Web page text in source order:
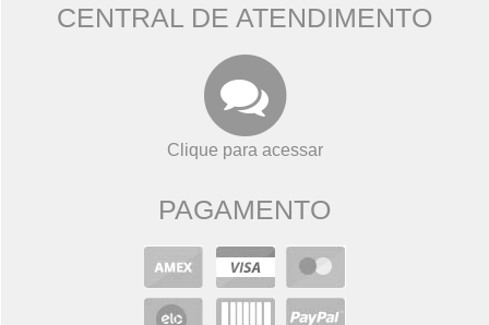
CENTRAL DE ATENDIMENTO
Clique para acessar
PAGAMENTO